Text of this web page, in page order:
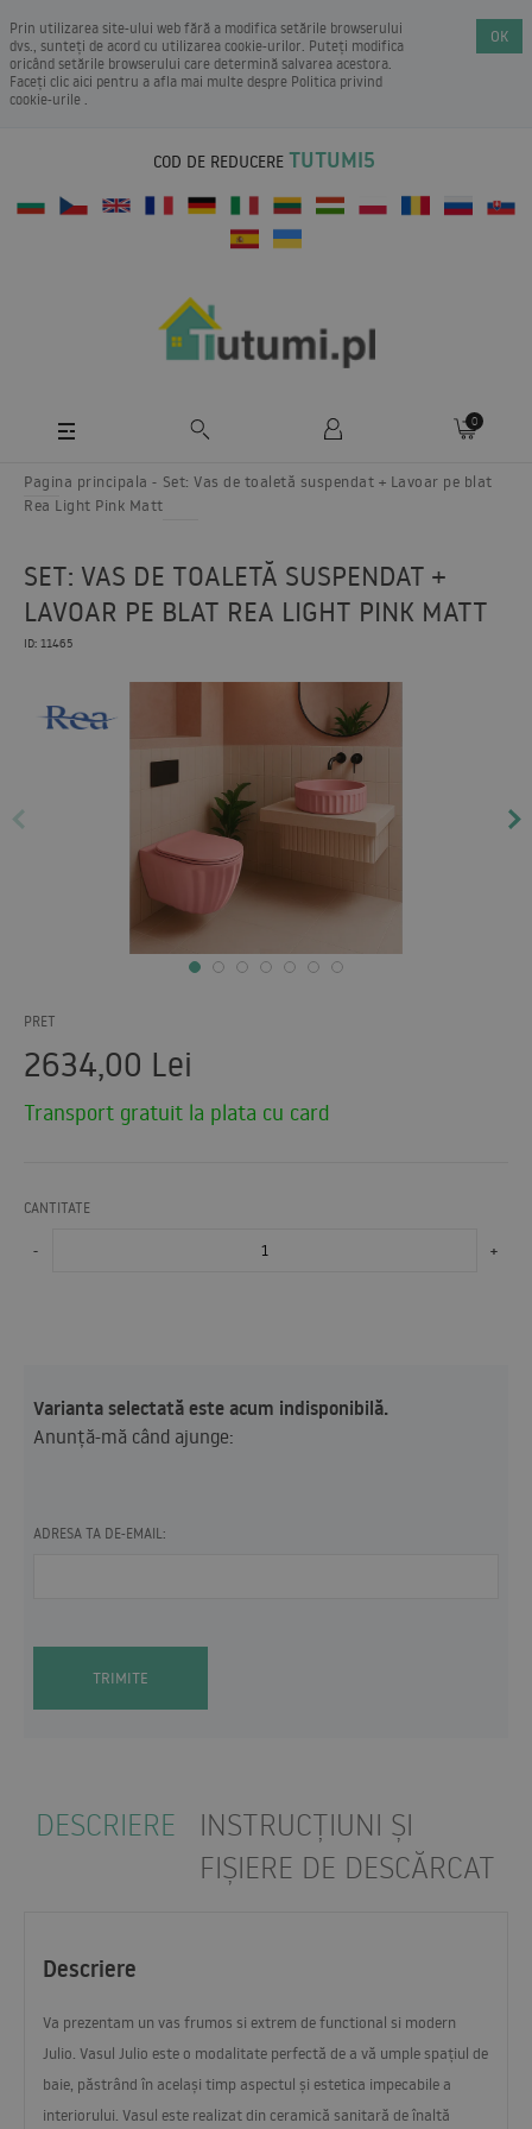
Prin utilizarea site-ului web fără a modifica setările browserului
dvs., sunteți de acord cu utilizarea cookie-urilor. Puteți modifica
oricând setările browserului care determină salvarea acestora.
Faceți clic aici pentru a afla mai multe despre Politica privind
cookie-urile .
OK
COD DE REDUCERE TUTUMI5
0
Pagina principala
Set: Vas de toaletă suspendat + Lavoar pe blat
Rea Light Pink Matt
SET: VAS DE TOALETĂ SUSPENDAT +
LAVOAR PE BLAT REA LIGHT PINK MATT
ID: 11465
PRET
2634,00 Lei
Transport gratuit la plata cu card
CANTITATE
- +
Varianta selectată este acum indisponibilă.
Anunță-mă când ajunge:
ADRESA TA DE-EMAIL:
TRIMITE
DESCRIERE
INSTRUCȚIUNI ȘI
FIȘIERE DE DESCĂRCAT
Descriere
Va prezentam un vas frumos si extrem de functional si modern
Julio. Vasul Julio este o modalitate perfectă de a vă umple spațiul de
baie, păstrând în același timp aspectul și estetica impecabile a
interiorului. Vasul este realizat din ceramică sanitară de înaltă